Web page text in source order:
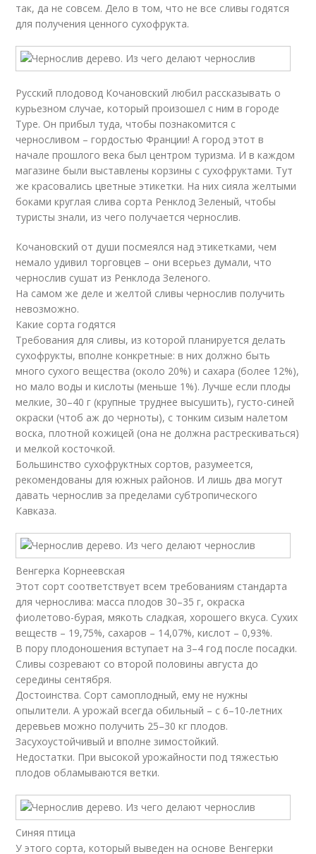
так, да не совсем. Дело в том, что не все сливы годятся
для получения ценного сухофрукта.
Русский плодовод Кочановский любил рассказывать о
курьезном случае, который произошел с ним в городе
Туре. Он прибыл туда, чтобы познакомится с
черносливом – гордостью Франции! А город этот в
начале прошлого века был центром туризма. И в каждом
магазине были выставлены корзины с сухофруктами. Тут
же красовались цветные этикетки. На них сияла желтыми
боками круглая слива сорта Ренклод Зеленый, чтобы
туристы знали, из чего получается чернослив.
Кочановский от души посмеялся над этикетками, чем
немало удивил торговцев – они всерьез думали, что
чернослив сушат из Ренклода Зеленого.
На самом же деле и желтой сливы чернослив получить
невозможно.
Какие сорта годятся
Требования для сливы, из которой планируется делать
сухофрукты, вполне конкретные: в них должно быть
много сухого вещества (около 20%) и сахара (более 12%),
но мало воды и кислоты (меньше 1%). Лучше если плоды
мелкие, 30–40 г (крупные труднее высушить), густо-синей
окраски (чтоб аж до черноты), с тонким сизым налетом
воска, плотной кожицей (она не должна растрескиваться)
и мелкой косточкой.
Большинство сухофруктных сортов, разумеется,
рекомендованы для южных районов. И лишь два могут
давать чернослив за пределами субтропического
Кавказа.
Венгерка Корнеевская
Этот сорт соответствует всем требованиям стандарта
для чернослива: масса плодов 30–35 г, окраска
фиолетово-бурая, мякоть сладкая, хорошего вкуса. Сухих
веществ – 19,75%, сахаров – 14,07%, кислот – 0,93%.
В пору плодоношения вступает на 3–4 год после посадки.
Сливы созревают со второй половины августа до
середины сентября.
Достоинства. Сорт самоплодный, ему не нужны
опылители. А урожай всегда обильный – с 6–10-летних
деревьев можно получить 25–30 кг плодов.
Засухоустойчивый и вполне зимостойкий.
Недостатки. При высокой урожайности под тяжестью
плодов обламываются ветки.
Синяя птица
У этого сорта, который выведен на основе Венгерки